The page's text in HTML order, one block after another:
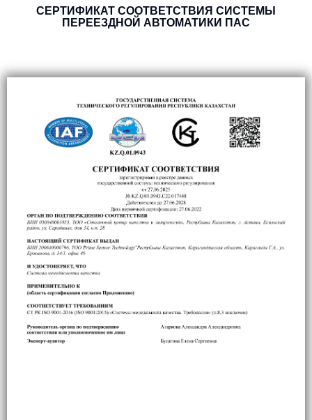
СЕРТИФИКАТ СООТВЕТСТВИЯ СИСТЕМЫ
ПЕРЕЕЗДНОЙ АВТОМАТИКИ ПАС